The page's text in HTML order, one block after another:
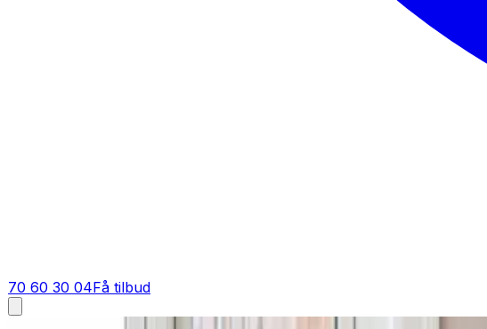
70 60 30 04Få tilbud